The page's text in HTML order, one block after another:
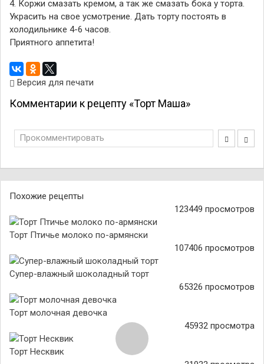
4. Коржи смазать кремом, а так же смазать бока у торта.
Украсить на свое усмотрение. Дать торту постоять в
холодильнике 4-6 часов.
Приятного аппетита!
Версия для печати
Комментарии к рецепту «Торт Маша»
Прокомментировать
Похожие рецепты
123449 просмотров
Торт Птичье молоко по-армянски
107406 просмотров
Супер-влажный шоколадный торт
65326 просмотров
Торт молочная девочка
45932 просмотра
Торт Несквик